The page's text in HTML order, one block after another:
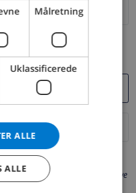
korrekt.
oplysninger vil aldrig blive
ITALIAN
NORWEGIAN
Målretning
Uklassificerede
ALLE
ALLE